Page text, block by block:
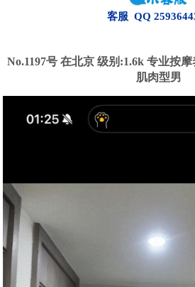
客服 QQ
No.1197号 在北京 级别:1.6k 专业按摩
肌肉型男